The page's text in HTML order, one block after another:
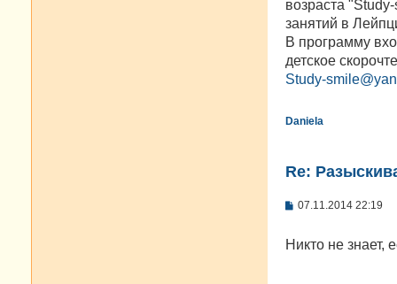
и
е
возраста
занятий в
В программу
детское
Study-
Daniela
Re:
С
б
07.11.2014 22:19
Никто не знает,